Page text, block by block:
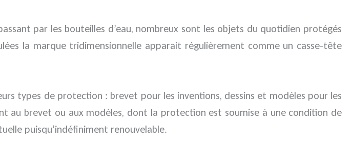
par les bouteilles d’eau, nombreux sont les objets du quotidien protégés
la marque tridimensionnelle apparait régulièrement comme un casse-tête
types de protection : brevet pour les inventions, dessins et modèles pour les
au brevet ou aux modèles, dont la protection est soumise à une condition de
puisqu’indéfiniment renouvelable.